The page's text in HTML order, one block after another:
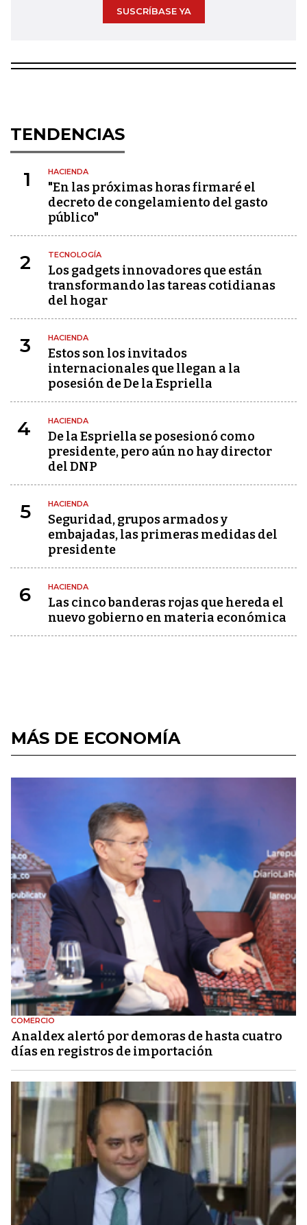
SUSCRÍBASE YA
TENDENCIAS
1 HACIENDA
"En las próximas horas firmaré el
decreto de congelamiento del gasto
público"
2 TECNOLOGÍA
Los gadgets innovadores que están
transformando las tareas cotidianas
del hogar
3 HACIENDA
Estos son los invitados
internacionales que llegan a la
posesión de De la Espriella
4 HACIENDA
De la Espriella se posesionó como
presidente, pero aún no hay director
del DNP
5 HACIENDA
Seguridad, grupos armados y
embajadas, las primeras medidas del
presidente
6 HACIENDA
Las cinco banderas rojas que hereda el
nuevo gobierno en materia económica
MÁS DE ECONOMÍA
COMERCIO
Analdex alertó por demoras de hasta cuatro
días en registros de importación